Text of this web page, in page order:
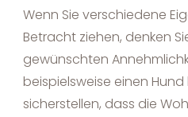
Wenn Sie verschiedene
Betracht ziehen, denken
gewünschten
beispielsweise einen
sicherstellen, dass die